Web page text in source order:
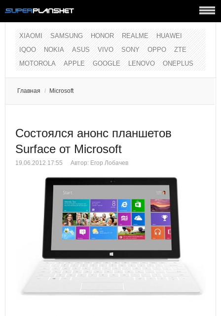
XIAOMI SAMSUNG HONOR REALME
HUAWEI
IQOO
NOKIA ASUS VIVO SONY OPPO
ZTE
MOTOROLA
APPLE GOOGLE LENOVO ONEPLUS
Главная / Microsoft
Состоялся анонс планшетов
Surface от Microsoft
19.06.2012 17:55 Автор: Егор Лобачев